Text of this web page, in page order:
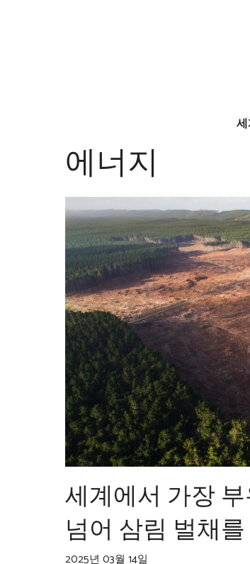
에너지
세계에서 가장
넘어 삼림 벌채
2025년 03월 14일